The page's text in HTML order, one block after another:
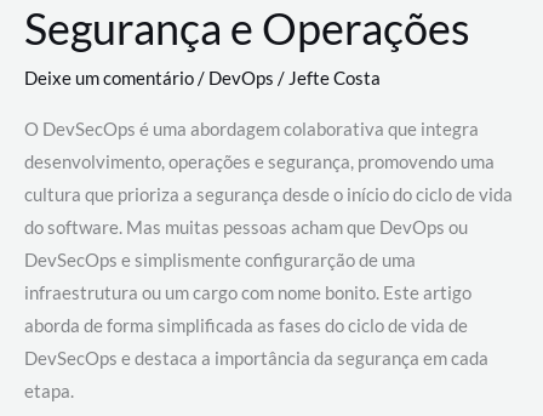
Segurança e Operações
Deixe um comentário/ DevOps /Jefte Costa
O DevSecOps é uma abordagem colaborativa que integra
desenvolvimento, operações e segurança, promovendo uma
cultura que prioriza a segurança desde o início do ciclo de vida
do software. Mas muitas pessoas acham que DevOps ou
DevSecOps e simplismente configurarção de uma
infraestrutura ou um cargo com nome bonito. Este artigo
aborda de forma simplificada as fases do ciclo de vida de
DevSecOps e destaca a importância da segurança em cada
etapa.